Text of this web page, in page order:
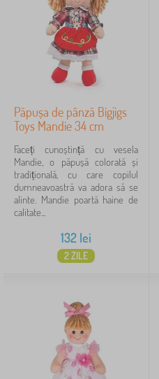
Păpușa de pânză Bigjigs
Toys Mandie 34 cm
Faceți cunoștință cu vesela
Mandie, o păpușă colorată și
tradițională, cu care copilul
dumneavoastră va adora să se
alinte. Mandie poartă haine de
calitate...
132 lei
2 ZILE